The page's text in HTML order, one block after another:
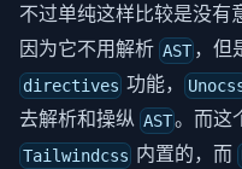
不过单纯这样比较是没有
因为它不用解析 AST ，但
directives 功能，
去解析和操纵 AST。而这
Tailwindcss 内置的，而